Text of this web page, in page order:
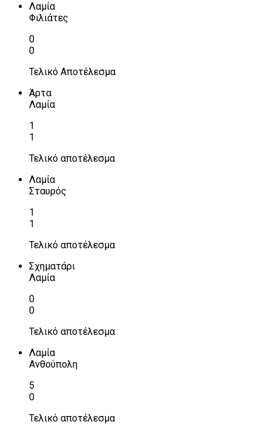
Λαμία
Φιλιάτες
0
0
Τελικό Αποτέλεσμα
Άρτα
Λαμία
1
1
Τελικό αποτέλεσμα
Λαμία
Σταυρός
1
1
Τελικό αποτέλεσμα
Σχηματάρι
Λαμία
0
0
Τελικό αποτέλεσμα
Λαμία
Ανθούπολη
5
0
Τελικό αποτέλεσμα